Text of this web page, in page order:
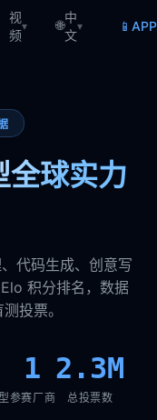
视
频
▾ 🌐
中
文
▾ 📱
球实力
代码生成、创意写
积分排名，数据
投票。
1
参赛厂商
2.3M
总投票数